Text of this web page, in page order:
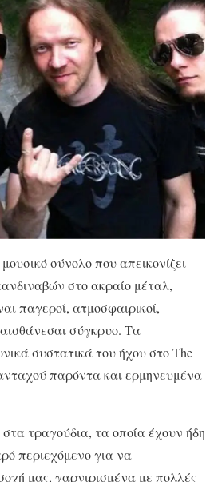
σύνολο που απεικονίζει
στο ακραίο μέταλ,
παγεροί, ατμοσφαιρικοί,
σύγκρυο. Τα
συστατικά του ήχου στο The
παρόντα και ερμηνευμένα
τραγούδια, τα οποία έχουν ήδη
περιεχόμενο για να
μας, γαρνιρισμένα με πολλές